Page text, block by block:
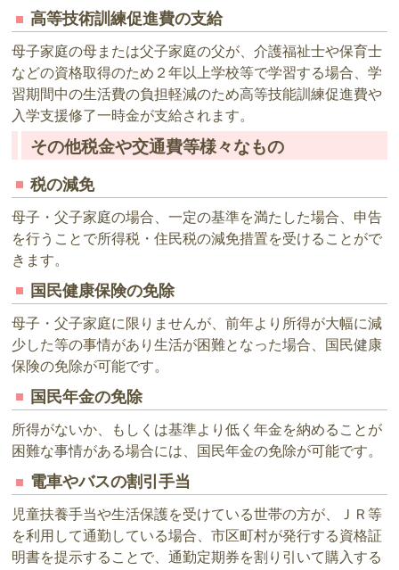
高等技術訓練促進費の支給
母子家庭の母または父子家庭の父が、介護福祉士や保育士
などの資格取得のため２年以上学校等で学習する場合、学
習期間中の生活費の負担軽減のため高等技能訓練促進費や
入学支援修了一時金が支給されます。
その他税金や交通費等様々なもの
税の減免
母子・父子家庭の場合、一定の基準を満たした場合、申告
を行うことで所得税・住民税の減免措置を受けることがで
きます。
国民健康保険の免除
母子・父子家庭に限りませんが、前年より所得が大幅に減
少した等の事情があり生活が困難となった場合、国民健康
保険の免除が可能です。
国民年金の免除
所得がないか、もしくは基準より低く年金を納めることが
困難な事情がある場合には、国民年金の免除が可能です。
電車やバスの割引手当
児童扶養手当や生活保護を受けている世帯の方が、ＪＲ等
を利用して通勤している場合、市区町村が発行する資格証
明書を提示することで、通勤定期券を割り引いて購入する